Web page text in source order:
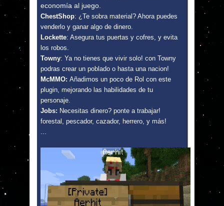
economía al juego.
ChestShop: ¿Te sobra material? Ahora puedes
venderlo y ganar algo de dinero.
Lockette: Asegura tus puertas y cofres, y evita
los robos.
Towny: Ya no tienes que vivir solo! con Towny
podras crear un poblado o hasta una nacion!
McMMO: Añadimos un poco de Rol con este
plugin, mejorando las habilidades de tu
personaje.
Jobs: Necesitas dinero? ponte a trabajar!
forestal, pescador, cazador, herrero, y más!